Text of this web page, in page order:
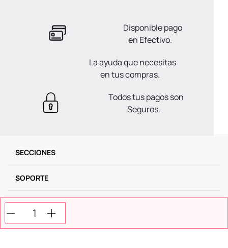
Disponible pago
en Efectivo.
La ayuda que necesitas
en tus compras.
Todos tus pagos son
Seguros.
SECCIONES
SOPORTE
SERVICIOS
NOSOTROS